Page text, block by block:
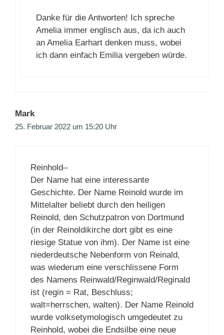
Danke für die Antworten! Ich spreche
Amelia immer englisch aus, da ich auch
an Amelia Earhart denken muss, wobei
ich dann einfach Emilia vergeben würde.
Mark
25. Februar 2022 um 15:20 Uhr
Reinhold–
Der Name hat eine interessante
Geschichte. Der Name Reinold wurde im
Mittelalter beliebt durch den heiligen
Reinold, den Schutzpatron von Dortmund
(in der Reinoldikirche dort gibt es eine
riesige Statue von ihm). Der Name ist eine
niederdeutsche Nebenform von Reinald,
was wiederum eine verschlissene Form
des Namens Reinwald/Reginwald/Reginald
ist (regin = Rat, Beschluss;
walt=herrschen, walten). Der Name Reinold
wurde volksetymologisch umgedeutet zu
Reinhold, wobei die Endsilbe eine neue